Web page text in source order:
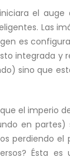
el
Las
es
integrada y
sino que
el imperio
en partes)
perdiendo
Ésta